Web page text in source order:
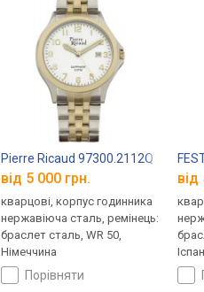
Pierre Ricaud 97300.2112Q
від 5 000 грн.
кварцові, корпус годинника
нержавіюча сталь, ремінець:
браслет сталь, WR 50,
Німеччина
порівняти
від